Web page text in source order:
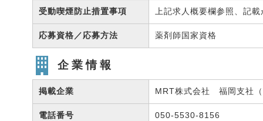
受動喫煙防止措置事項 上記求人概要欄参照、記
応募資格／応募方法 薬剤師国家資格
企業情報
掲載企業 MRT株式会社 福岡支社
電話番号 050-5530-8156